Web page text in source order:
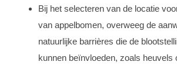
Bij het selecteren van de locatie
van appelbomen, overweeg de
natuurlijke barrières die de
kunnen beïnvloeden, zoals heuvels